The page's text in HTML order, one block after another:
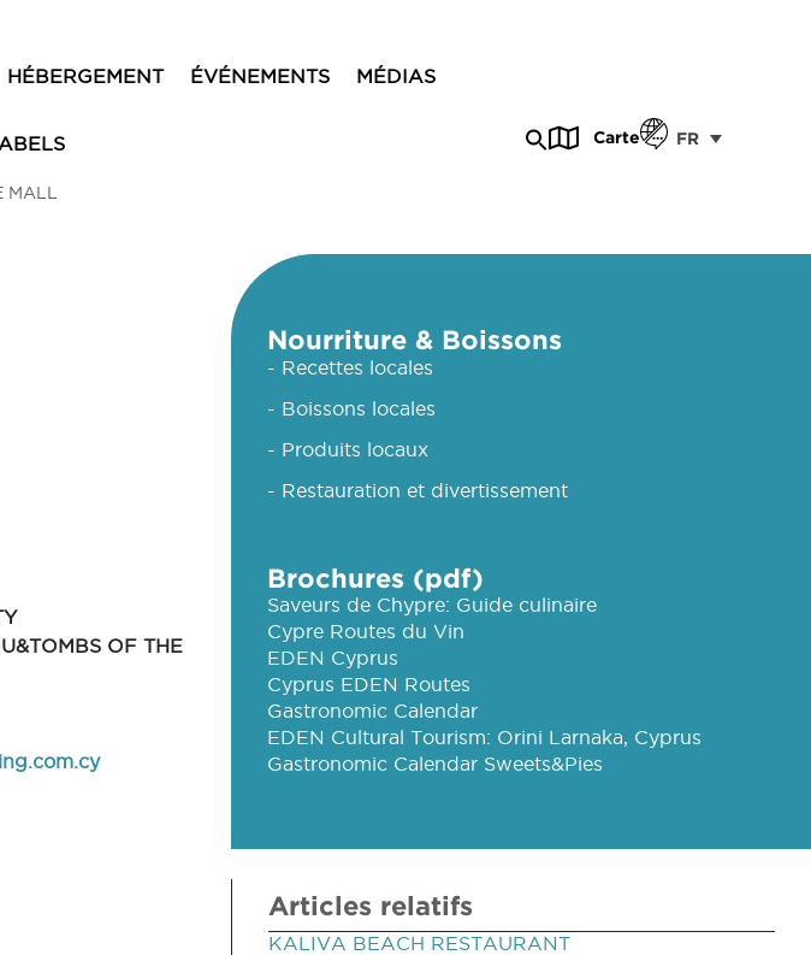
HÉBERGEMENT ÉVÉNEMENTS MÉDIAS
Carte FR
MALL
OF THE
Nourriture & Boissons
- Recettes locales
- Boissons locales
- Produits locaux
- Restauration et divertissement
Brochures (pdf)
Saveurs de Chypre: Guide culinaire
Cypre Routes du Vin
EDEN Cyprus
Cyprus EDEN Routes
Gastronomic Calendar
EDEN Cultural Tourism: Orini Larnaka, Cyprus
Gastronomic Calendar Sweets&Pies
Articles relatifs
KALIVA BEACH RESTAURANT